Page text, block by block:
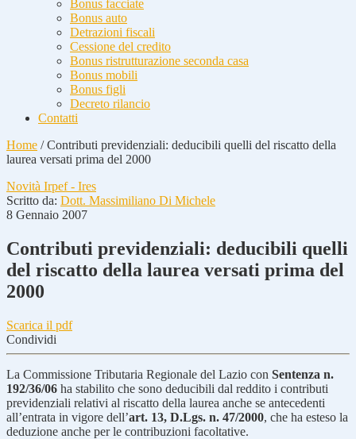
Bonus facciate
Bonus auto
Detrazioni fiscali
Cessione del credito
Bonus ristrutturazione seconda casa
Bonus mobili
Bonus figli
Decreto rilancio
Contatti
Home /Contributi previdenziali: deducibili quelli del riscatto della
laurea versati prima del 2000
Novità Irpef - Ires
Scritto da: Dott. Massimiliano Di Michele
8 Gennaio 2007
Contributi previdenziali: deducibili quelli
del riscatto della laurea versati prima del
2000
Scarica il pdf
Condividi
La Commissione Tributaria Regionale del Lazio con Sentenza n.
192/36/06 ha stabilito che sono deducibili dal reddito i contributi
previdenziali relativi al riscatto della laurea anche se antecedenti
all’entrata in vigore dell’art. 13, D.Lgs. n. 47/2000, che ha esteso la
deduzione anche per le contribuzioni facoltative.